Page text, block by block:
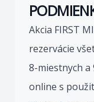
Akcia FIRST
rezervácie
8-miestnych
online s